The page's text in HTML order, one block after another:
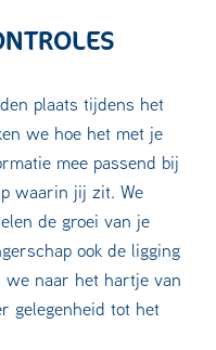
plaats tijdens het
we hoe het met je
mee passend bij
waarin jij zit. We
de groei van je
ook de ligging
we naar het hartje van
gelegenheid tot het